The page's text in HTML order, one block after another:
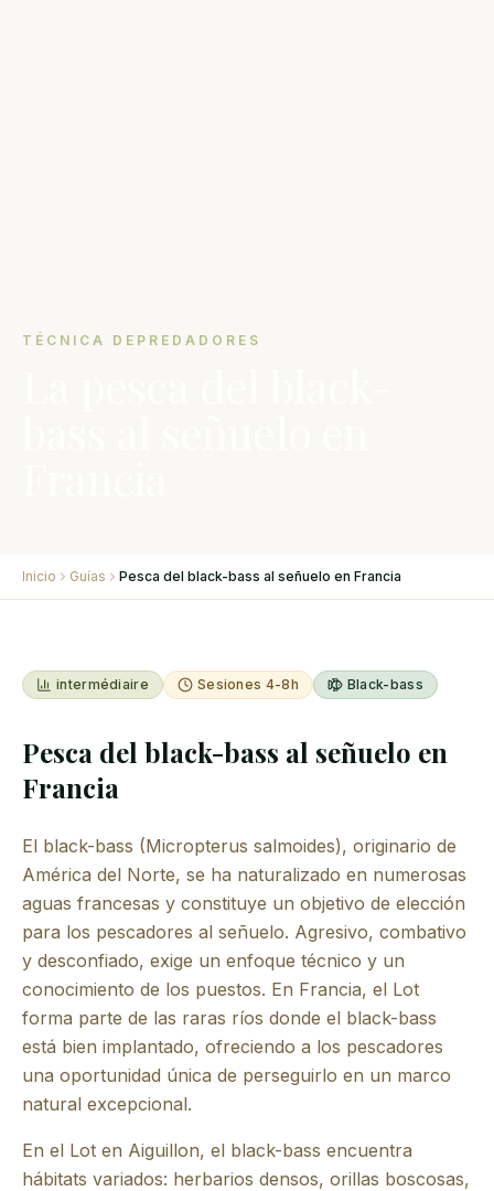
TÉCNICA DEPREDADORES
Inicio Guías Pesca del black-bass al señuelo en Francia
intermédiaire Sesiones 4-8h Black-bass
Pesca del black-bass al señuelo en
Francia
El black-bass (Micropterus salmoides), originario de
América del Norte, se ha naturalizado en numerosas
aguas francesas y constituye un objetivo de elección
para los pescadores al señuelo. Agresivo, combativo
y desconfiado, exige un enfoque técnico y un
conocimiento de los puestos. En Francia, el Lot
forma parte de las raras ríos donde el black-bass
está bien implantado, ofreciendo a los pescadores
una oportunidad única de perseguirlo en un marco
natural excepcional.
En el Lot en Aiguillon, el black-bass encuentra
hábitats variados: herbarios densos, orillas boscosas,